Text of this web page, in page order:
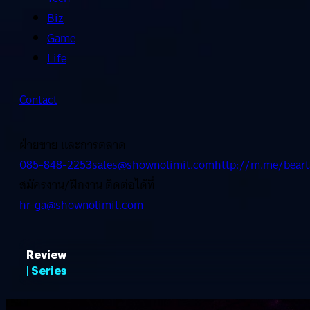
Biz
Game
Life
Contact
ฝ่ายขาย และการตลาด
085-848-2253sales@shownolimit.comhttp://m.me/
สมัครงาน/ฝึกงาน ติดต่อได้ที่
hr-ga@shownolimit.com
Review
| Series